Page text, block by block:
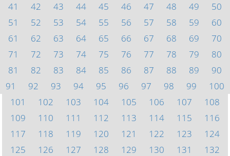
41
42 43 44 45 46 47 48 49
50
51
52 53 54 55 56 57 58 59
60
61
62 63 64 65 66 67 68 69
70
71
72 73 74 75 76 77 78 79
80
81
82 83 84 85 86 87 88 89
90
91
92 93 94 95 96 97 98 99
100
101
102 103 104 105 106 107
108
109
110 111 112 113 114 115
116
117
118 119 120 121 122 123
124
125
126 127 128 129 130 131
132